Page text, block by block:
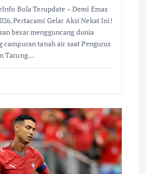
Bola Terupdate – Demi Emas
Pertacami Gelar Aksi Nekat Ini!
besar mengguncang dunia
campuran tanah air saat Pengurus
Tarung…